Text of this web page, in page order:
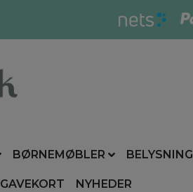
BØRNEMØBLER BELYSNING
GAVEKORT NYHEDER